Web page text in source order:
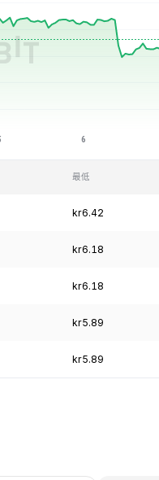
最低
kr6.42
kr6.18
kr6.18
kr5.89
kr5.89